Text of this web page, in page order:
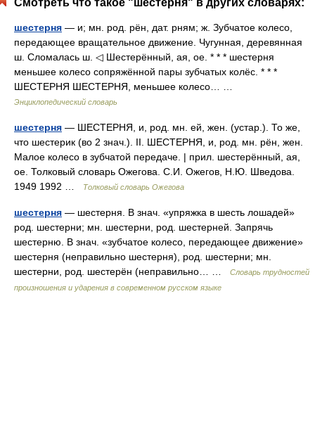
Смотреть что такое "шестерня" в других словарях:
шестерня — и; мн. род. рён, дат. рням; ж. Зубчатое колесо,
передающее вращательное движение. Чугунная, деревянная
ш. Сломалась ш. ◁ Шестерённый, ая, ое. * * * шестерня
меньшее колесо сопряжённой пары зубчатых колёс. * * *
ШЕСТЕРНЯ ШЕСТЕРНЯ, меньшее колесо… …
Энциклопедический словарь
шестерня — ШЕСТЕРНЯ, и, род. мн. ей, жен. (устар.). То же,
что шестерик (во 2 знач.). II. ШЕСТЕРНЯ, и, род. мн. рён, жен.
Малое колесо в зубчатой передаче. | прил. шестерённый, ая,
ое. Толковый словарь Ожегова. С.И. Ожегов, Н.Ю. Шведова.
1949 1992 …
Толковый словарь Ожегова
шестерня — шестерня. В знач. «упряжка в шесть лошадей»
род. шестерни; мн. шестерни, род. шестерней. Запрячь
шестерню. В знач. «зубчатое колесо, передающее движение»
шестерня (неправильно шестерня), род. шестерни; мн.
шестерни, род. шестерён (неправильно… …
Словарь трудностей
произношения и ударения в современном русском языке